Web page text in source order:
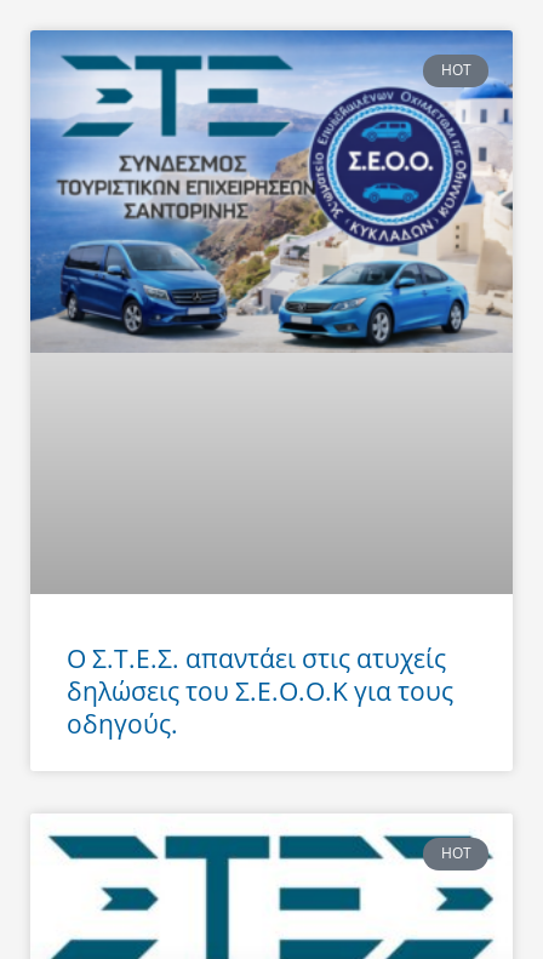
HOT
Ο Σ.Τ.Ε.Σ. απαντάει στις ατυχείς
δηλώσεις του Σ.Ε.Ο.Ο.Κ για τους
οδηγούς.
HOT